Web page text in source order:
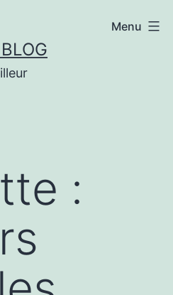
Menu
: